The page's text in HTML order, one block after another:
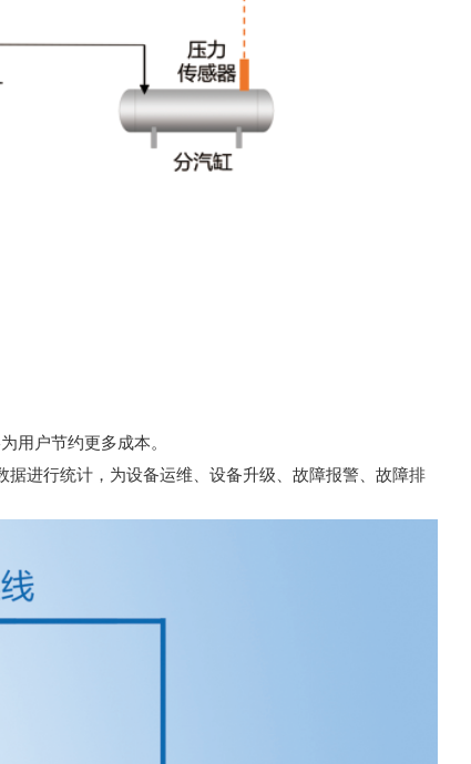
用户节约更多成本。
进行统计，为设备运维、设备升级、故障报警、故障排